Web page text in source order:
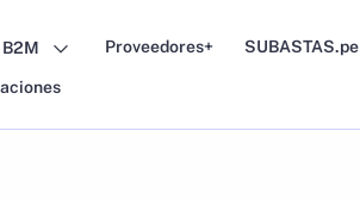
B2M Proveedores+ SUBASTAS.pe